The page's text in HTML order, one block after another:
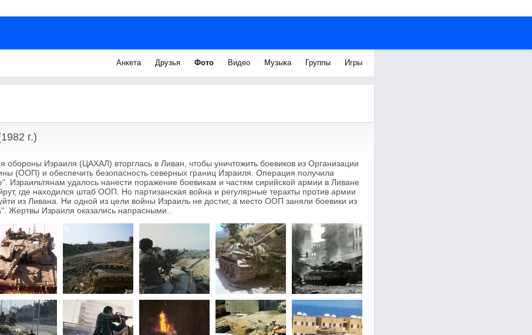
Анкета Друзья Фото Видео Музыка Группы Игры
г.)
обороны Израиля (ЦАХАЛ) вторглась в Ливан, чтобы уничтожить боевиков из Организации
(ООП) и обеспечить безопасность северных границ Израиля. Операция получила
Израильтянам удалось нанести поражение боевикам и частям сирийской армии в Ливане
где находился штаб ООП. Но партизанская война и регулярные теракты против армии
из Ливана. Ни одной из цели войны Израиль не достиг, а место ООП заняли боевики из
Жертвы Израиля оказались напрасными..